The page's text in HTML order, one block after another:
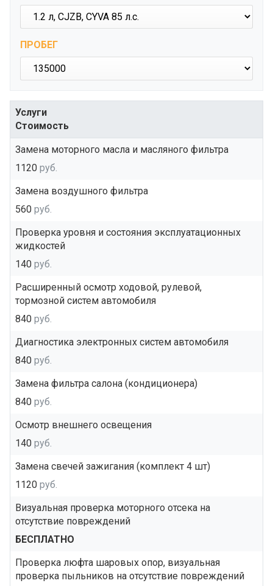
ПРОБЕГ
Услуги
Стоимость
Замена моторного масла и масляного фильтра
1120 руб.
Замена воздушного фильтра
560 руб.
Проверка уровня и состояния эксплуатационных
жидкостей
140 руб.
Расширенный осмотр ходовой, рулевой,
тормозной систем автомобиля
840 руб.
Диагностика электронных систем автомобиля
840 руб.
Замена фильтра салона (кондиционера)
840 руб.
Осмотр внешнего освещения
140 руб.
Замена свечей зажигания (комплект 4 шт)
1120 руб.
Визуальная проверка моторного отсека на
отсутствие повреждений
БЕСПЛАТНО
Проверка люфта шаровых опор, визуальная
проверка пыльников на отсутствие повреждений